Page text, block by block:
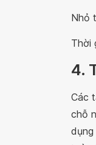
Nhỏ
Thời
4.
Các
chỗ
dụng